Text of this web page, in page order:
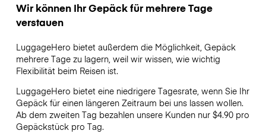
Wir können Ihr Gepäck für mehrere Tage
verstauen
LuggageHero bietet außerdem die Möglichkeit, Gepäck
mehrere Tage zu lagern, weil wir wissen, wie wichtig
Flexibilität beim Reisen ist.
LuggageHero bietet eine niedrigere Tagesrate, wenn Sie Ihr
Gepäck für einen längeren Zeitraum bei uns lassen wollen.
Ab dem zweiten Tag bezahlen unsere Kunden nur $4.90 pro
Gepäckstück pro Tag.